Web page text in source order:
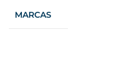
MARCAS